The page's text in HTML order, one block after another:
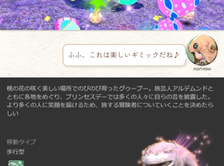
ふふ、これは楽しいギミックだね♪
norirow